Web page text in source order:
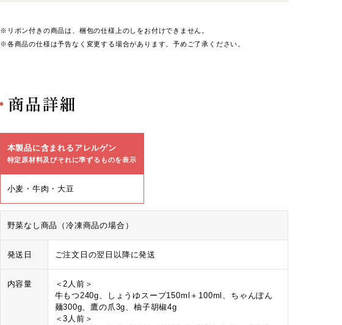
※リボン付きの商品は、梱包の仕様上のしをお付けできません。
※各商品の仕様は予告なく変更する場合があります。予めご了承ください。
商品詳細
本製品に含まれるアレルゲン
特定原材料及びそれに準ずるものを表示
小麦・牛肉・大豆
野菜なし商品（冷凍商品の場合）
発送日 ご注文日の翌日以降に発送
内容量
＜2人前＞
牛もつ240g、しょうゆスープ150ml＋100ml、ちゃんぽん
麺300g、鷹の爪3g、柚子胡椒4g
＜3人前＞